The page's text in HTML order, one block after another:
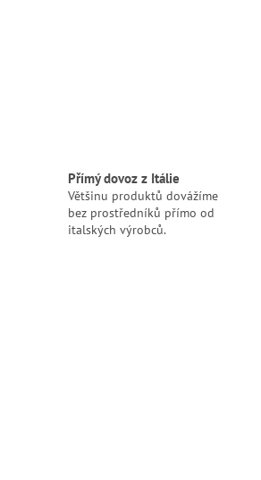
Přímý dovoz z Itálie
Většinu produktů dovážíme
bez prostředníků přímo od
italských výrobců.